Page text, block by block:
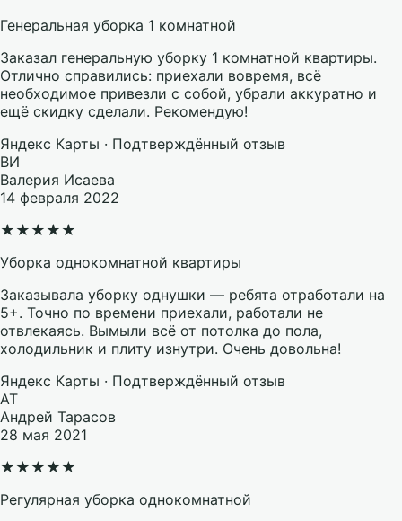
Генеральная уборка 1 комнатной
Заказал генеральную уборку 1 комнатной квартиры.
Отлично справились: приехали вовремя, всё
необходимое привезли с собой, убрали аккуратно и
ещё скидку сделали. Рекомендую!
Яндекс Карты · Подтверждённый отзыв
ВИ
Валерия Исаева
14 февраля 2022
★ ★ ★ ★ ★
Уборка однокомнатной квартиры
Заказывала уборку однушки — ребята отработали на
5+. Точно по времени приехали, работали не
отвлекаясь. Вымыли всё от потолка до пола,
холодильник и плиту изнутри. Очень довольна!
Яндекс Карты · Подтверждённый отзыв
АТ
Андрей Тарасов
28 мая 2021
★ ★ ★ ★ ★
Регулярная уборка однокомнатной